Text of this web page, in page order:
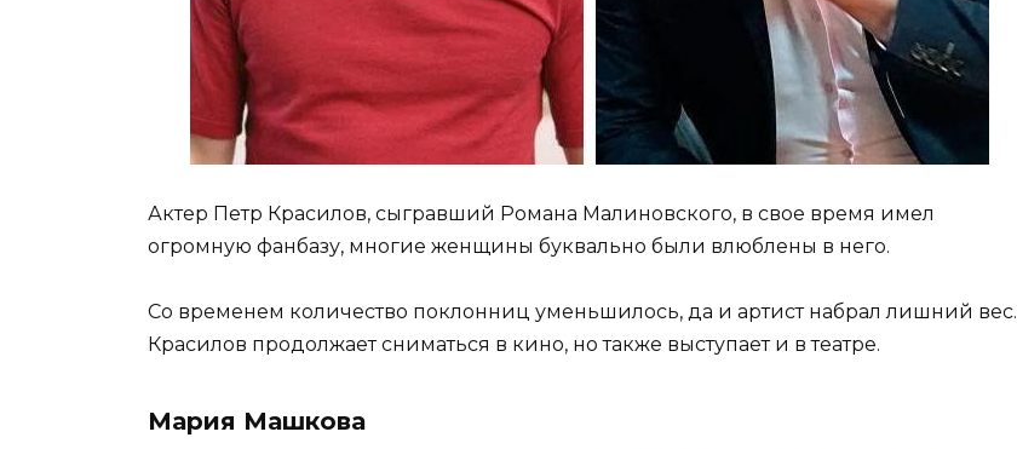
Актер Петр Красилов, сыгравший Романа Малиновского, в свое время имел
огромную фанбазу, многие женщины буквально были влюблены в него.
Со временем количество поклонниц уменьшилось, да и артист набрал лишний вес.
Красилов продолжает сниматься в кино, но также выступает и в театре.
Мария Машкова